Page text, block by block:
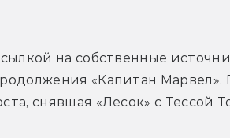
на собственные
«Капитан Марвел».
снявшая «Лесок» с Тессой